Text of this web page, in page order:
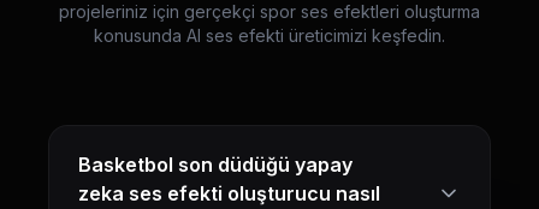
projeleriniz için gerçekçi spor ses efektleri oluşturma
konusunda AI ses efekti üreticimizi keşfedin.
Basketbol son düdüğü yapay
zeka ses efekti oluşturucu nasıl